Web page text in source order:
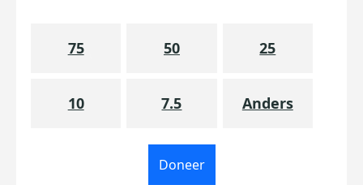
75 50 25
10 7.5 Anders
Doneer